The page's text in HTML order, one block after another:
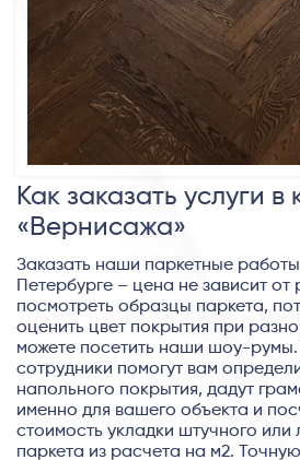
Как заказать услуги в
«Вернисажа»
Заказать наши паркетные
Петербурге – цена не зависит
посмотреть образцы паркета,
оценить цвет покрытия при
можете посетить наши шоу-
сотрудники помогут вам
напольного покрытия, дадут
именно для вашего объекта и
стоимость укладки штучного или
паркета из расчета на м2.